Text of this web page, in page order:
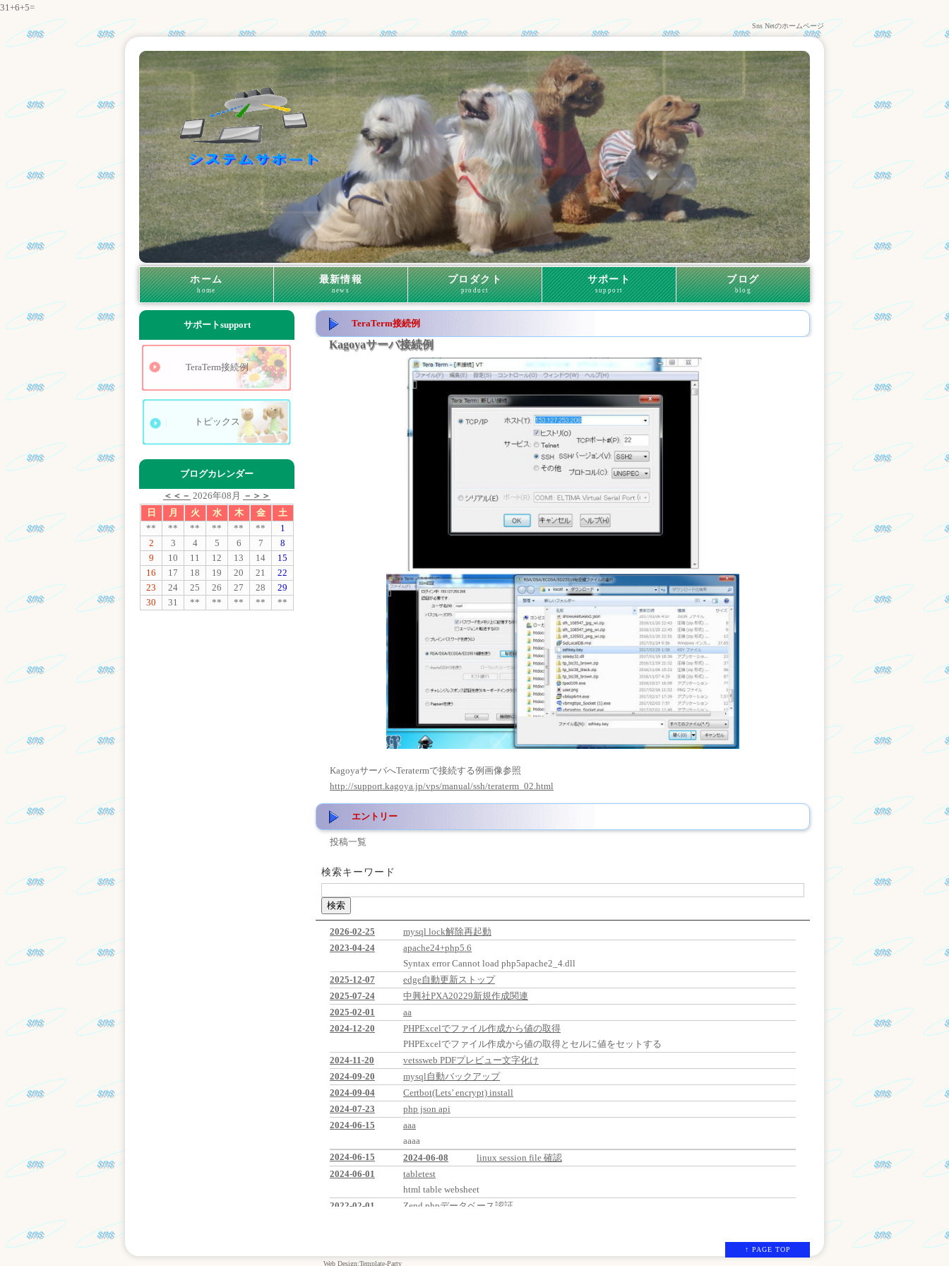
31+6+5=
Sns Netのホームページ
ホーム
home
最新情報
news
プロダクト
product
サポート
support
ブログ
blog
TeraTerm接続例
Kagoyaサーバ接続例
KagoyaサーバへTeratermで接続する例画像参照
http://support.kagoya.jp/vps/manual/ssh/teraterm_02.html
エントリー
投稿一覧
検索キーワード
2026-02-25
mysql lock解除再起動
2023-04-24
apache24+php5.6
Syntax error Cannot load php5apache2_4.dll
2025-12-07
edge自動更新ストップ
2025-07-24
中興社PXA20229新規作成関連
2025-02-01
aa
2024-12-20
PHPExcelでファイル作成から値の取得
PHPExcelでファイル作成から値の取得とセルに値をセットする
2024-11-20
vetssweb PDFプレビュー文字化け
2024-09-20
mysql自動バックアップ
2024-09-04
Certbot(Lets’ encrypt) install
2024-07-23
php json api
2024-06-15
aaa
aaaa
2024-06-15
2024-06-08
linux session file 確認
2024-06-01
tabletest
html table websheet
2022-02-01
Zend phpデータベース認証
2024-05-10
sheettest
サポートsupport
TeraTerm接続例
トピックス
ブログカレンダー
＜＜－ 2026年08月
－＞＞
日
月 火 水 木 金
土
**
** ** ** ** **
1
2
3 4 5 6 7
8
9
10 11 12 13 14
15
16
17 18 19 20 21
22
23
24 25 26 27 28
29
30
31 ** ** ** ** **
↑ PAGE TOP
Web Design:Template-Party